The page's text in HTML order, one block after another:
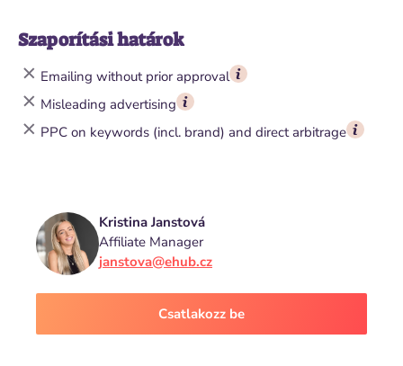
Szaporítási határok
Emailing without prior approval
Misleading advertising
PPC on keywords (incl. brand) and direct arbitrage
Kristina Janstová
Affiliate Manager
janstova@ehub.cz
Csatlakozz be